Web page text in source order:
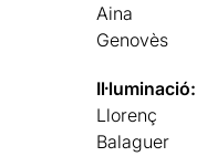
Aina
Genovès
Il·luminació:
Llorenç
Balaguer